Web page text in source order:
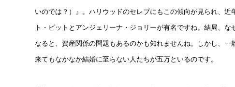
いのでは？）』。ハリウッドのセレブにもこの傾向が見られ、
ト・ピットとアンジェリーナ・ジョリーが有名ですね。結局、
なると、資産関係の問題もあるのかも知れませんね。しかし、
来てもなかなか結婚に至らない人たちが五万といるのです。